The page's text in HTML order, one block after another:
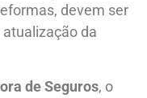
devem ser
da
de Seguros, o